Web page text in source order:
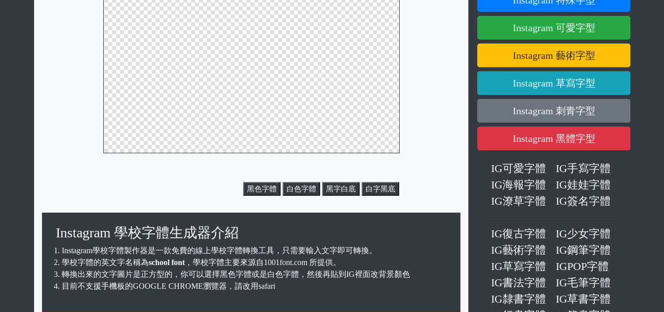
黑色字體 白色字體 黑字白底 白字黑底
Instagram 學校字體生成器介紹
Instagram學校字體製作器是一款免費的線上學校字體轉換工具，只需要輸入文字即可轉換。
學校字體的英文字名稱為school font ，學校字體主要來源自1001font.com 所提供。
轉換出來的文字圖片是正方型的，你可以選擇黑色字體或是白色字體，然後再貼到IG裡面改背景顏色
目前不支援手機板的GOOGLE CHROME瀏覽器，請改用safari
Instagram 特殊字型
Instagram 可愛字型
Instagram 草寫字型
Instagram 刺青字型
Instagram 黑體字型
IG可愛字體
IG手寫字體
IG海報字體
IG娃娃字體
IG潦草字體
IG簽名字體